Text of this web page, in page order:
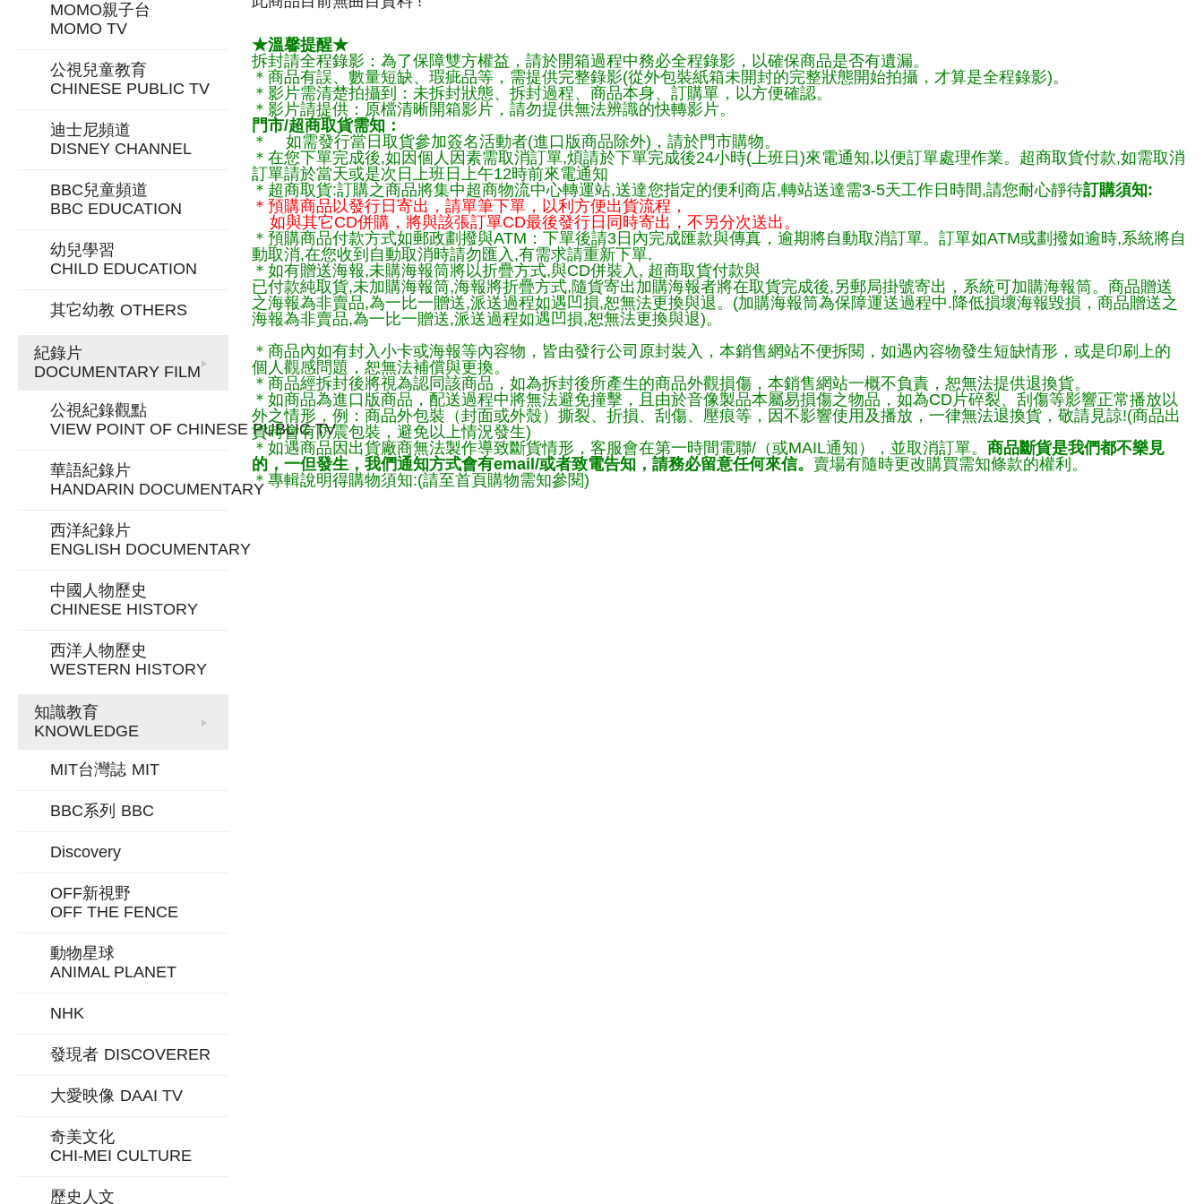
MOMO親子台
MOMO TV
公視兒童教育
CHINESE PUBLIC TV
迪士尼頻道
DISNEY CHANNEL
BBC兒童頻道
BBC EDUCATION
幼兒學習
CHILD EDUCATION
其它幼教 OTHERS
紀錄片
DOCUMENTARY FILM
公視紀錄觀點
VIEW POINT OF CHINESE PUBLIC TV
華語紀錄片
HANDARIN DOCUMENTARY
西洋紀錄片
ENGLISH DOCUMENTARY
中國人物歷史
CHINESE HISTORY
西洋人物歷史
WESTERN HISTORY
知識教育
KNOWLEDGE
MIT台灣誌 MIT
BBC系列 BBC
Discovery
OFF新視野
OFF THE FENCE
動物星球
ANIMAL PLANET
NHK
發現者 DISCOVERER
大愛映像 DAAI TV
奇美文化
CHI-MEI CULTURE
歷史人文
★溫馨提醒★
拆封請全程錄影：為了保障雙方權益，請於開箱過程中務必全程錄影，以確保商品是否有遺漏。
＊商品有誤、數量短缺、瑕疵品等，需提供完整錄影(從外包裝紙箱未開封的完整狀態開始拍攝，才算是全程錄影)。
＊影片需清楚拍攝到：未拆封狀態、拆封過程、商品本身、訂購單，以方便確認。
＊影片請提供：原檔清晰開箱影片，請勿提供無法辨識的快轉影片。
門市/超商取貨需知：
＊ 如需發行當日取貨參加簽名活動者(進口版商品除外)，請於門市購物。
＊在您下單完成後,如因個人因素需取消訂單,煩請於下單完成後24小時(上班日)來電通知,以便訂單處理作業。超商取貨付款,如需取消
訂單請於當天或是次日上班日上午12時前來電通知
＊超商取貨:訂購之商品將集中超商物流中心轉運站,送達您指定的便利商店,轉站送達需3-5天工作日時間,請您耐心靜待訂購須知:
＊預購商品以發行日寄出，請單筆下單，以利方便出貨流程，
如與其它CD併購，將與該張訂單CD最後發行日同時寄出，不另分次送出。
＊預購商品付款方式如郵政劃撥與ATM：下單後請3日內完成匯款與傳真，逾期將自動取消訂單。訂單如ATM或劃撥如逾時,系統將自
動取消,在您收到自動取消時請勿匯入,有需求請重新下單.
＊如有贈送海報,未購海報筒將以折疊方式,與CD併裝入, 超商取貨付款與
已付款純取貨,未加購海報筒,海報將折疊方式,隨貨寄出加購海報者將在取貨完成後,另郵局掛號寄出，系統可加購海報筒。商品贈送
之海報為非賣品,為一比一贈送,派送過程如遇凹損,恕無法更換與退。(加購海報筒為保障運送過程中.降低損壞海報毀損，商品贈送之
海報為非賣品,為一比一贈送,派送過程如遇凹損,恕無法更換與退)。
＊商品內如有封入小卡或海報等內容物，皆由發行公司原封裝入，本銷售網站不便拆閱，如遇內容物發生短缺情形，或是印刷上的
個人觀感問題，恕無法補償與更換。
＊商品經拆封後將視為認同該商品，如為拆封後所產生的商品外觀損傷，本銷售網站一概不負責，恕無法提供退換貨。
＊如商品為進口版商品，配送過程中將無法避免撞擊，且由於音像製品本屬易損傷之物品，如為CD片碎裂、刮傷等影響正常播放以
外之情形，例：商品外包裝（封面或外殼）撕裂、折損、刮傷、壓痕等，因不影響使用及播放，一律無法退換貨，敬請見諒!(商品出
貨時會有防震包裝，避免以上情況發生)
＊如遇商品因出貨廠商無法製作導致斷貨情形，客服會在第一時間電聯/（或MAIL通知），並取消訂單。 商品斷貨是我們都不樂見
的，一但發生，我們通知方式會有email/或者致電告知，請務必留意任何來信。 賣場有隨時更改購買需知條款的權利。
＊專輯說明得購物須知:(請至首頁購物需知參閱)